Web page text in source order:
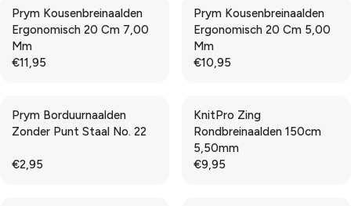
U
L
A
R
I
C
€
U
L
A
R
I
C
E
€
Prym Kousenbreinaalden
Ergonomisch 20 Cm 7,00
Mm
R
U
L
R
€11,95
Prym Kousenbreinaalden
Ergonomisch 20 Cm 5,00
Mm
R
U
L
A
R
€10,95
Prym Borduurnaalden
Zonder Punt Staal No. 22
R
€2,95
KnitPro Zing
Rondbreinaalden 150cm
5,50mm
R
€9,95